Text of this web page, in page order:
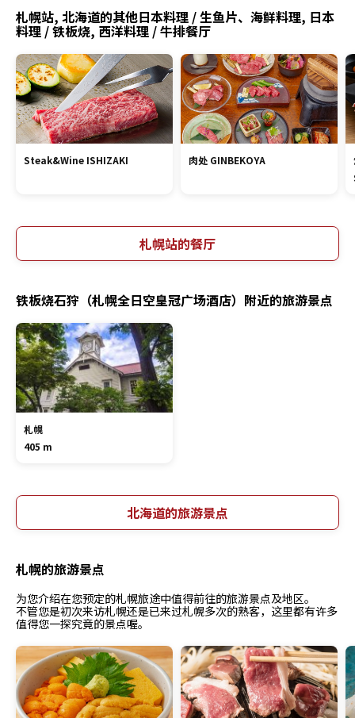
札幌站, 北海道的其他日本料理 / 生鱼片、海鲜料理, 日本
料理 / 铁板烧, 西洋料理 / 牛排餐厅
Steak&Wine ISHIZAKI 肉处 GINBEKOYA
札幌站的餐厅
铁板烧石狩（札幌全日空皇冠广场酒店）附近的旅游景点
札幌
405 m
北海道的旅游景点
札幌的旅游景点
为您介绍在您预定的札幌旅途中值得前往的旅游景点及地区。
不管您是初次来访札幌还是已来过札幌多次的熟客，这里都有许多
值得您一探究竟的景点喔。